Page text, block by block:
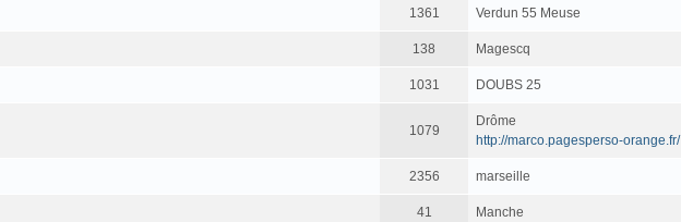
1361 Verdun 55 Meuse
138 Magescq
1031 DOUBS 25
1079
Drôme
http://marco.pagesperso-orange.fr/
2356 marseille
41 Manche